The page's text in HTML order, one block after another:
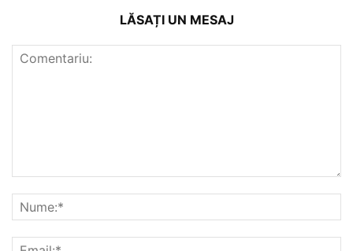
LĂSAȚI UN MESAJ